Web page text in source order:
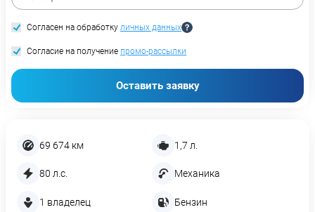
69 674 км 1,7 л.
80 л.с. Механика
1 владелец Бензин
Согласен на обработку личных данных
Согласие на получение промо-рассылки
Оставить заявку